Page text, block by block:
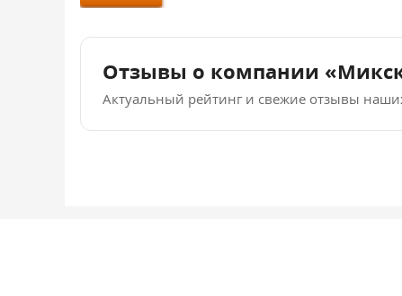
Отзывы о компании
Актуальный рейтинг и свежие отзывы